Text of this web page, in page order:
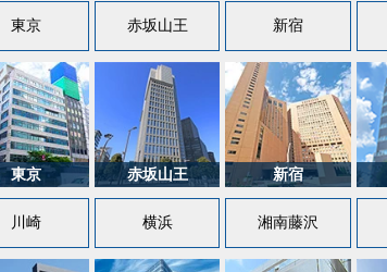
東京 赤坂山王 新宿
川崎 横浜 湘南藤沢